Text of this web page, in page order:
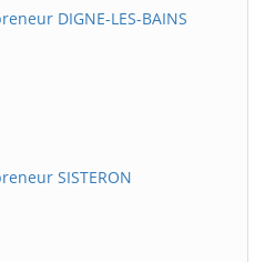
DIGNE-LES-BAINS
SISTERON